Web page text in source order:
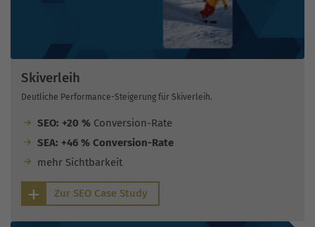
Skiverleih
Deutliche Performance-Steigerung für Skiverleih.
SEO: +20 % Conversion-Rate
SEA: +46 % Conversion-Rate
mehr Sichtbarkeit
Zur SEO Case Study